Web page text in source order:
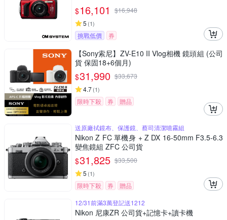
$16,101 $16,948
5 (1)
挑戰低價 券
【Sony索尼】ZV-E10 II Vlog相機 鏡頭組 (公司
貨 保固18+6個月)
$31,990 $33,673
4.7(1)
限時下殺 券 贈品
送原廠拭鏡布、保護鏡、蔡司清潔噴霧組
Nikon Z FC 單機身 + Z DX 16-50mm F3.5-6.3
變焦鏡組 ZFC 公司貨
$31,825 $33,500
5 (1)
限時下殺 券
贈品
12/31前滿3萬登記送1212
Nikon 尼康ZR 公司貨+記憶卡+讀卡機